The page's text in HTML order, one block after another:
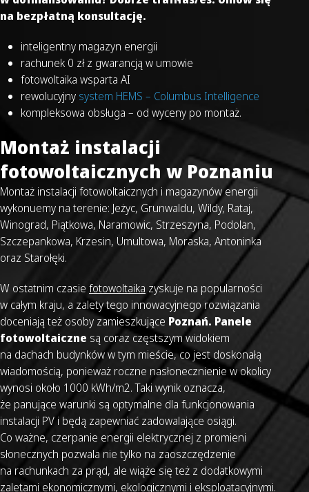
na bezpłatną konsultację.
inteligentny magazyn energii
rachunek 0 zł z gwarancją w umowie
fotowoltaika wsparta AI
rewolucyjny system HEMS – Columbus Intelligence
kompleksowa obsługa – od wyceny po montaż.
Montaż instalacji
fotowoltaicznych w Poznaniu
Montaż instalacji fotowoltaicznych i magazynów energii
wykonuemy na terenie: Jeżyc, Grunwaldu, Wildy, Rataj,
Winograd, Piątkowa, Naramowic, Strzeszyna, Podolan,
Szczepankowa, Krzesin, Umultowa, Moraska, Antoninka
oraz Starołęki.
W ostatnim czasie fotowoltaika zyskuje na popularności
w całym kraju, a zalety tego innowacyjnego rozwiązania
doceniają też osoby zamieszkujące Poznań. Panele
fotowoltaiczne są coraz częstszym widokiem
na dachach budynków w tym mieście, co jest doskonałą
wiadomością, ponieważ roczne nasłonecznienie w okolicy
wynosi około 1000 kWh/m2. Taki wynik oznacza,
że panujące warunki są optymalne dla funkcjonowania
instalacji PV i będą zapewniać zadowalające osiągi.
Co ważne, czerpanie energii elektrycznej z promieni
słonecznych pozwala nie tylko na zaoszczędzenie
na rachunkach za prąd, ale wiąże się też z dodatkowymi
zaletami ekonomicznymi, ekologicznymi i eksploatacyjnymi.